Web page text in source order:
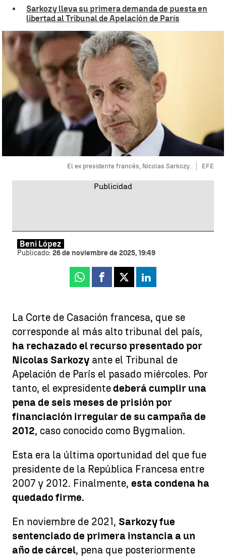
Sarkozy lleva su primera demanda de puesta en
libertad al Tribunal de Apelación de París
El ex presidente francés, Nicolas Sarkozy. EFE
Beni López
Publicado: 26 de noviembre de 2025, 19:49
Whatsapp
Facebook
X Linkedin
La Corte de Casación francesa, que se
corresponde al más alto tribunal del país,
ha rechazado el recurso presentado por
Nicolas Sarkozy ante el Tribunal de
Apelación de París el pasado miércoles. Por
tanto, el expresidentedeberá cumplir una
pena de seis meses de prisión por
financiación irregular de su campaña de
2012, caso conocido como Bygmalion.
Esta era la última oportunidad del que fue
presidente de la República Francesa entre
2007 y 2012. Finalmente, esta condena ha
quedado firme.
En noviembre de 2021, Sarkozy fue
sentenciado de primera instancia a un
año de cárcel, pena que posteriormente